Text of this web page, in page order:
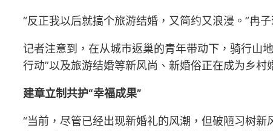
“反正我以后就搞个旅游结婚，又简约又浪漫。”冉子
记者注意到，在从城市返巢的青年带动下，骑行山
行动”以及旅游结婚等新风尚、新婚俗正在成为乡村
建章立制共护“幸福成果”
“当前，尽管已经出现新婚礼的风潮，但破陋习树